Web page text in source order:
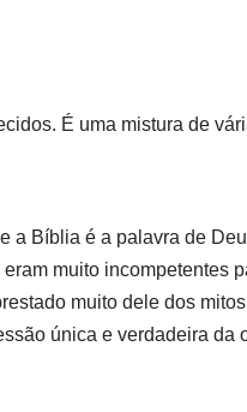
É uma mistura de
a Bíblia é a palavra de
muito incompetentes
muito dele dos
única e verdadeira da